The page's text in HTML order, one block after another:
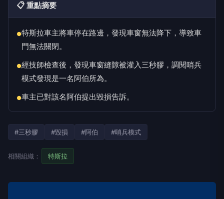
📋 重點摘要
●特斯拉車主將車停在路邊，發現車窗無法降下，導致車
門無法關閉。
●經技師檢查後，發現車窗縫隙被灌入三秒膠，調閱哨兵
模式發現是一名阿伯所為。
●車主已對該名阿伯提出毀損告訴。
#三秒膠 #毀損 #阿伯 #哨兵模式
相關組織： 特斯拉